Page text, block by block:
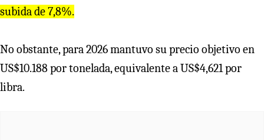
subida de 7,8%.
No obstante, para 2026 mantuvo su precio objetivo en
US$10.188 por tonelada, equivalente a US$4,621 por
libra.